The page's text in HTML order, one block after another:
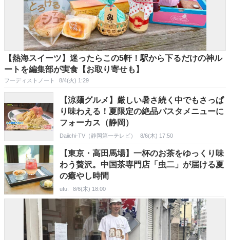
【熱海スイーツ】迷ったらこの5軒！駅から下るだけの神ル
ートを編集部が実食【お取り寄せも】
フーディストノート 8/4(火) 1:29
【涼麺グルメ】厳しい暑さ続く中でもさっぱ
り味わえる！夏限定の絶品パスタメニューに
フォーカス（静岡）
Daiichi-TV（静岡第一テレビ） 8/6(木) 17:50
【東京・高田馬場】一杯のお茶をゆっくり味
わう贅沢。中国茶専門店「虫二」が届ける夏
の癒やし時間
ufu. 8/6(木) 18:00